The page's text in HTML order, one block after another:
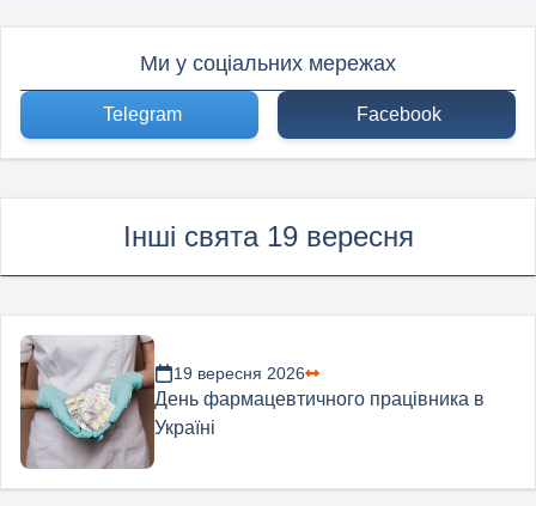
Ми у соціальних мережах
Telegram Facebook
Інші свята 19 вересня
19 вересня 2026
День фармацевтичного працівника в
Україні